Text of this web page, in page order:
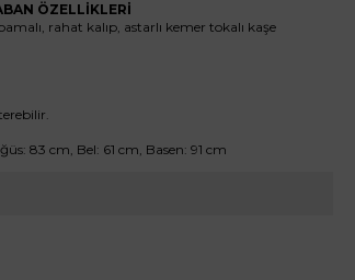
ÖZELLİKLERİ
rahat kalıp, astarlı kemer tokalı kaşe
83 cm, Bel: 61 cm, Basen: 91 cm